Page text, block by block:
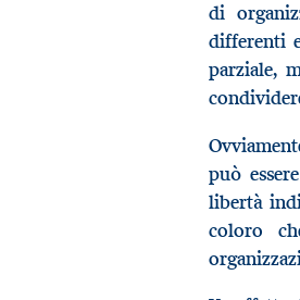
di
differenti
parziale,
può
libertà
coloro